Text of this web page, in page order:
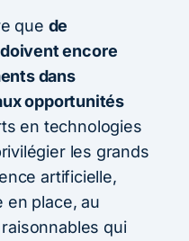
que de
encore
dans
opportunités
en technologies
les grands
artificielle,
en place, au
qui